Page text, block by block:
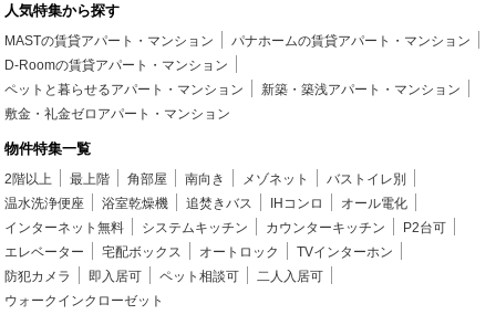
人気特集から探す
MASTの賃貸アパート・マンション
パナホームの賃貸アパート・マンション
D-Roomの賃貸アパート・マンション
ペットと暮らせるアパート・マンション
新築・築浅アパート・マンション
敷金・礼金ゼロアパート・マンション
物件特集一覧
2階以上 最上階 角部屋 南向き メゾネット
バストイレ別
温水洗浄便座
浴室乾燥機 追焚きバス IHコンロ
オール電化
インターネット無料
システムキッチン カウンターキッチン
P2台可
エレベーター
宅配ボックス オートロック
TVインターホン
防犯カメラ
即入居可 ペット相談可
二人入居可
ウォークインクローゼット